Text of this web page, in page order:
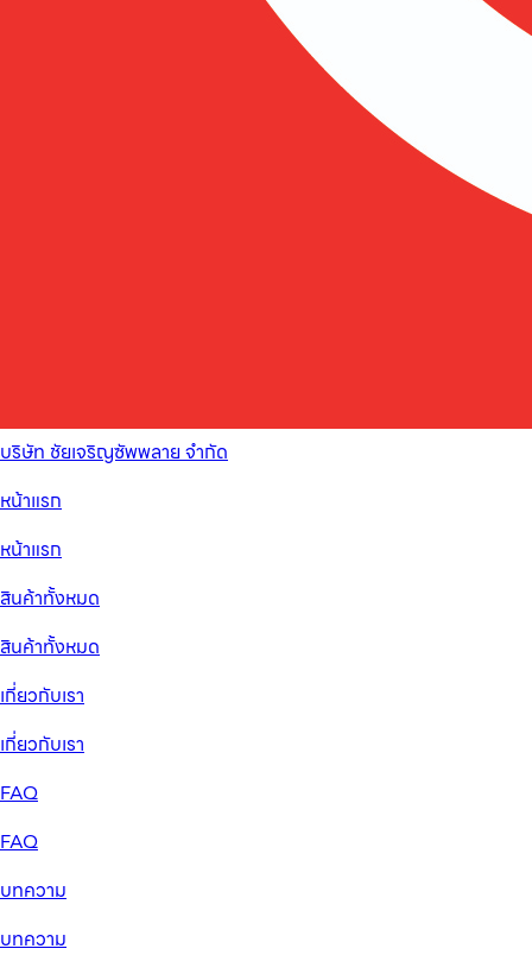
บริษัท ชัยเจริญซัพพลาย จำกัด
หน้าแรก
หน้าแรก
สินค้าทั้งหมด
สินค้าทั้งหมด
เกี่ยวกับเรา
เกี่ยวกับเรา
FAQ
FAQ
บทความ
บทความ